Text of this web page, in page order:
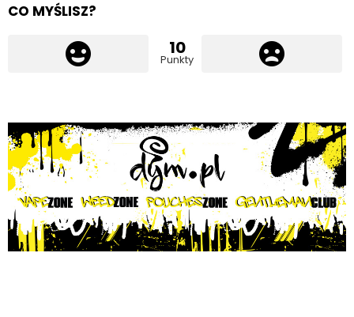
CO MYŚLISZ?
10
Punkty